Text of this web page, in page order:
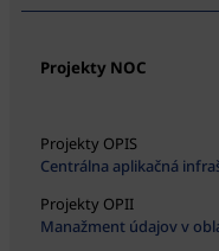
Projekty NOC
Projekty OPIS
Centrálna aplikačná
Projekty OPII
Manažment údajov v